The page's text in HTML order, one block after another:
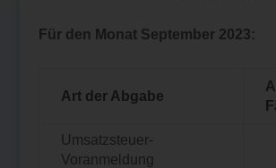
Für den Monat September 2023:
Art der Abgabe
Umsatzsteuer-
Voranmeldung